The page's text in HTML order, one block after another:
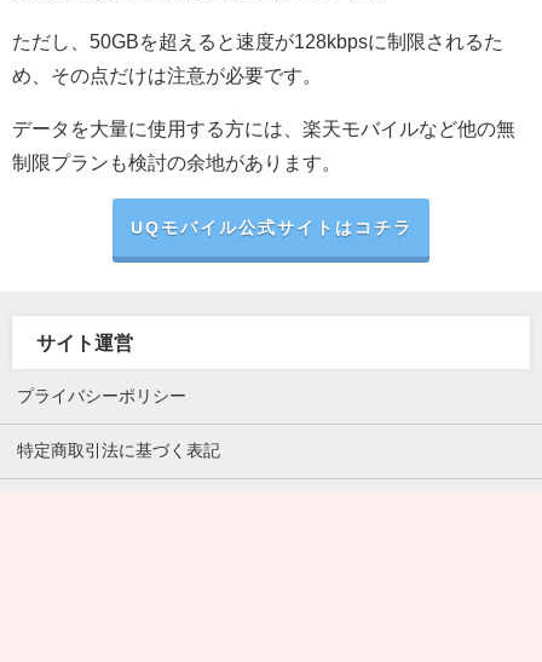
ただし、50GBを超えると速度が128kbpsに制限されるた
め、その点だけは注意が必要です。
データを大量に使用する方には、楽天モバイルなど他の無
制限プランも検討の余地があります。
UQモバイル公式サイトはコチラ
サイト運営
プライバシーポリシー
特定商取引法に基づく表記